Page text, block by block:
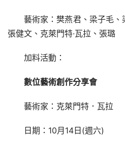
藝術家：樊燕君、梁子毛
張健文、克萊門特·瓦拉、張璐
加料活動：
數位藝術創作分享會
藝術家：克萊門特．瓦拉
日期：10月14日(週六)